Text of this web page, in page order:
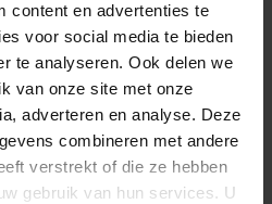
content en advertenties te
voor social media te bieden
te analyseren. Ook delen we
van onze site met onze
adverteren en analyse. Deze
combineren met andere
verstrekt of die ze hebben
gebruik van hun services. U
Edel Donkerbruin
van 100% kleurecht en
Base Protection behandeling.